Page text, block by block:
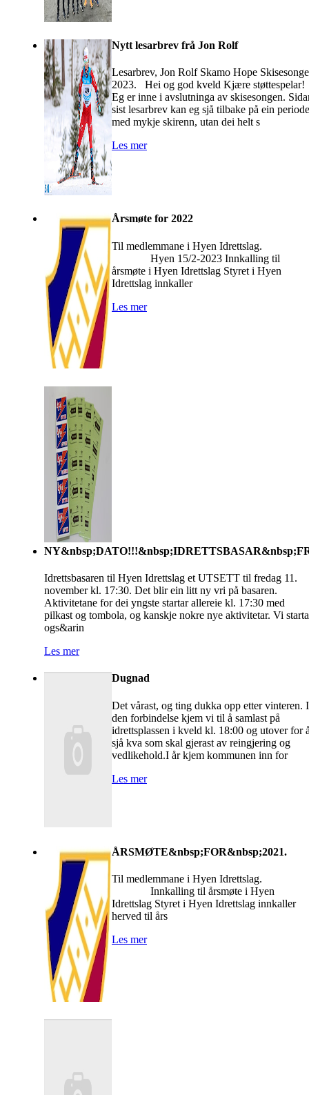
Nytt lesarbrev frå Jon Rolf
Lesarbrev, Jon Rolf Skamo Hope
2023. Hei og god kveld Kjære
Eg er inne i avslutninga av skisesongen.
sist lesarbrev kan eg sjå tilbake på ein periode
med mykje skirenn, utan dei helt s
Les mer
Årsmøte for 2022
Til medlemmane i Hyen
Hyen 15/2-2023 Innkalling til
årsmøte i Hyen Idrettslag Styret i Hyen
Idrettslag innkaller
Les mer
Idrettsbasaren til Hyen Idrettslag et UTSETT til fredag 11.
november kl. 17:30. Det blir ein litt ny vri på basaren.
Aktivitetane for dei yngste startar allereie kl. 17:30 med
pilkast og tombola, og kanskje nokre nye aktivitetar. Vi
ogs&arin
Les mer
Dugnad
Det vårast, og ting dukka opp etter vinteren. I
den forbindelse kjem vi til å samlast på
idrettsplassen i kveld kl. 18:00 og utover for
sjå kva som skal gjerast av reingjering og
vedlikehold.I år kjem kommunen inn for
Les mer
ÅRSMØTE&nbsp;FOR&nbsp;2021.
Til medlemmane i Hyen
Innkalling til årsmøte i Hyen
Idrettslag Styret i Hyen Idrettslag innkaller
herved til års
Les mer